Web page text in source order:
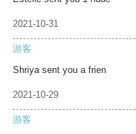
2021-10-31
游客
Shriya sent you a frien
2021-10-29
游客